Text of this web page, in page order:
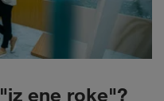
ene roke"?